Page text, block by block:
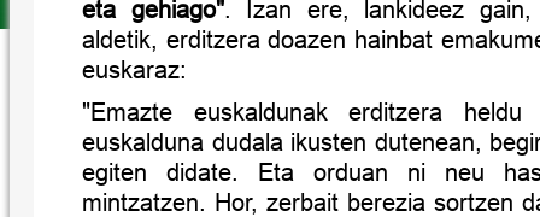
eta gehiago". Izan ere, lankideez
aldetik, erditzera doazen hainbat
euskaraz:
"Emazte euskaldunak erditzera
euskalduna dudala ikusten dutenean,
egiten didate. Eta orduan ni neu
mintzatzen. Hor, zerbait berezia sortzen